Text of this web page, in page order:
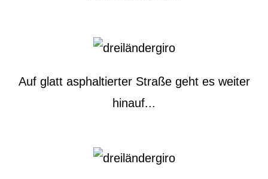
Auf glatt asphaltierter Straße geht es weiter
hinauf...